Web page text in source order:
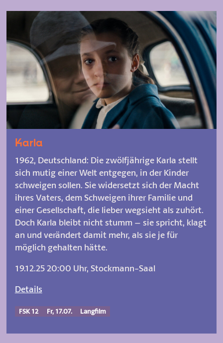
Karla
1962, Deutschland: Die zwölfjährige Karla stellt
sich mutig einer Welt entgegen, in der Kinder
schweigen sollen. Sie widersetzt sich der Macht
ihres Vaters, dem Schweigen ihrer Familie und
einer Gesellschaft, die lieber wegsieht als zuhört.
Doch Karla bleibt nicht stumm – sie spricht, klagt
an und verändert damit mehr, als sie je für
möglich gehalten hätte.
19.12.25 20:00 Uhr, Stockmann-Saal
Details
FSK 12 Fr, 17.07. Langfilm